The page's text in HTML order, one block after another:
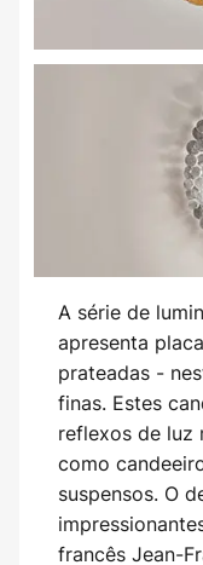
A série de
apresenta
prateadas -
finas. Estes
reflexos de luz
como
suspensos. O
francês Jean-